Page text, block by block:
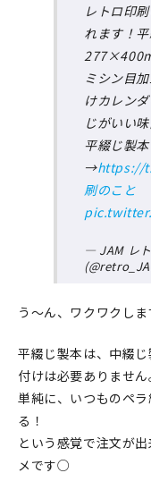
レトロ印
れます！
ミシン目
けカレン
じがいい
平綴じ製本
→https://
刷のこと
— JAM レ
う～ん、ワクワクしま
平綴じ製本は、中綴
付けは必要ありません
単純に、いつものペ
る！
という感覚で注文が
メです○